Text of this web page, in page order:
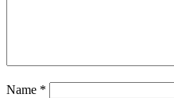
Name *